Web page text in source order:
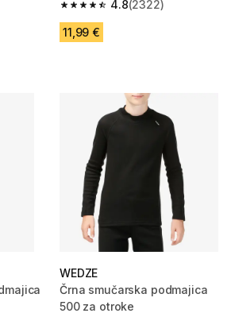
ocene
4.8
4.8 od 5 zvezdic from 2322
(2322)
11,99 €
WEDZE
Črna smučarska podmajica
500 za otroke